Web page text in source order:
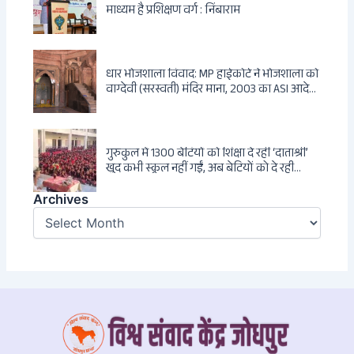
माध्यम है प्रशिक्षण वर्ग : निंबाराम
धार भोजशाला विवाद: MP हाईकोर्ट ने भोजशाला को
वाग्देवी (सरस्वती) मंदिर माना, 2003 का ASI आदेश
गुरुकुल में 1300 बेटियों को शिक्षा दे रहीं ‘दाताश्री’
खुद कभी स्कूल नहीं गईं, अब बेटियों को दे रही
Archives
Archives